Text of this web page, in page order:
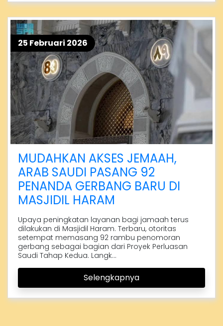
MUDAHKAN AKSES JEMAAH,
ARAB SAUDI PASANG 92
PENANDA GERBANG BARU DI
MASJIDIL HARAM
Upaya peningkatan layanan bagi jamaah terus
dilakukan di Masjidil Haram. Terbaru, otoritas
setempat memasang 92 rambu penomoran
gerbang sebagai bagian dari Proyek Perluasan
Saudi Tahap Kedua. Langk...
Selengkapnya
25 Februari 2026